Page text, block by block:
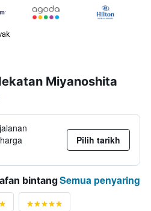
Miyanoshita
Pilih tarikh
bintangSemua penyaring